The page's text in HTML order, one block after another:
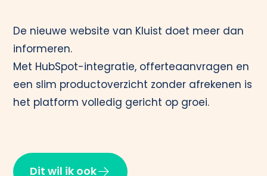
De nieuwe website van Kluist doet meer dan
informeren.
Met HubSpot-integratie, offerteaanvragen en
een slim productoverzicht zonder afrekenen is
het platform volledig gericht op groei.
Dit wil ik ook